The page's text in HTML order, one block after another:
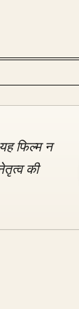
फिल्म न
की